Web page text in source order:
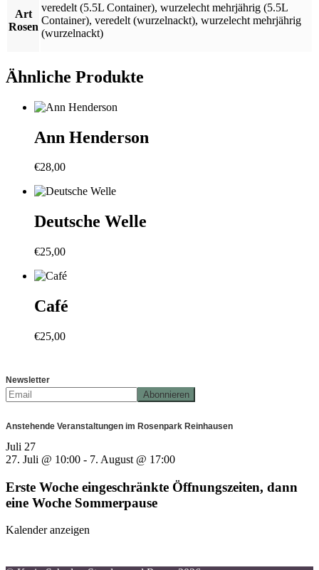
Art
Rosen
veredelt (5.5L Container), wurzelecht mehrjährig (5.5L
Container), veredelt (wurzelnackt), wurzelecht mehrjährig
(wurzelnackt)
Ähnliche Produkte
Ann Henderson
€28,00
Deutsche Welle
€25,00
Café
€25,00
Newsletter
Anstehende Veranstaltungen im Rosenpark Reinhausen
Juli 27
27. Juli @ 10:00 - 7. August @ 17:00
Erste Woche eingeschränkte Öffnungszeiten, dann
eine Woche Sommerpause
Kalender anzeigen